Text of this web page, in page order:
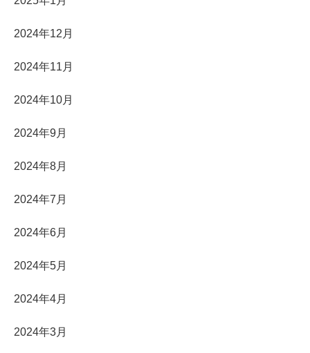
2024年12月
2024年11月
2024年10月
2024年9月
2024年8月
2024年7月
2024年6月
2024年5月
2024年4月
2024年3月